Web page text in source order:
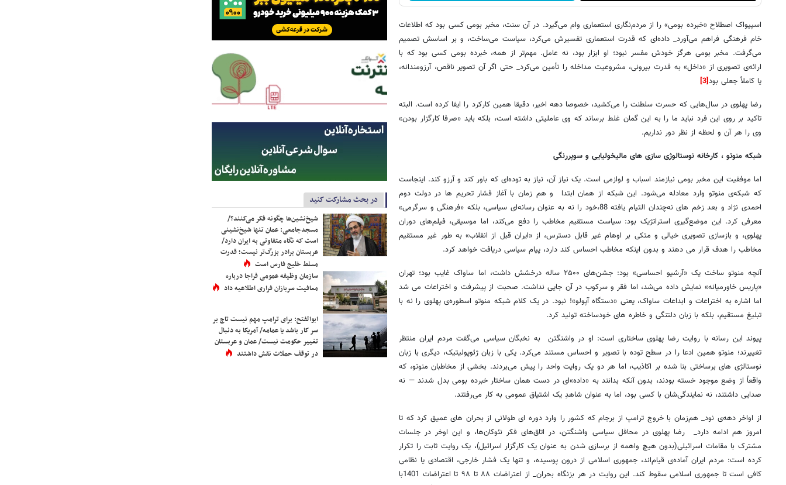
اسپیواک اصطلاح «خبرده بومی» را از مردم‌نگاری استعماری وام می‌گیرد. در آن سنت، مخبر بومی کسی بود که اطلاعات
خام فرهنگی فراهم می‌آورد_ داده‌ای که قدرت استعماری تفسیرش می‌کرد، سیاست می‌ساخت، و بر اساسش تصمیم
می‌گرفت. مخبر بومی هرگز خودش مفسر نبود؛ او ابزار بود، نه عامل. مهم‌تر از همه، خبرده بومی کسی بود که با
ارائه‌ی تصویری از «داخل» به قدرت بیرونی، مشروعیت مداخله را تأمین می‌کرد_ حتی اگر آن تصویر ناقص، آرزومندانه،
یا کاملاً جعلی بود[3]
رضا پهلوی در سال‌هایی که حسرت سلطنت را می‌کشید، خصوصا دهه اخیر، دقیقا همین کارکرد را ایفا کرده است. البته
تاکید بر روی این فرد نباید ما را به این گمان غلط برساند که وی عاملیتی داشته است، بلکه باید «صرفا کارگزار بودن»
وی را هر آن و لحظه از نظر دور نداریم.
شبکه منوتو ، کارخانه نوستالوژی سازی های مالیخولیایی و سوپررنگی
اما موفقیت این مخبر بومی نیازمند اسباب و لوازمی است. یک نیاز آن، نیاز به توده‌ای که باور کند و آرزو کند. اینجاست
که شبکه‌ی منوتو وارد معادله می‌شود. این شبکه از همان ابتدا و هم زمان با آغاز فشار تحریم ها در دولت دوم
احمدی نژاد و بعد زخم های نه‌چندان التیام یافته 88،خود را نه به عنوان رسانه‌ای سیاسی، بلکه «فرهنگی و سرگرمی»
معرفی کرد. این موضع‌گیری استراتژیک بود: سیاست مستقیم مخاطب را دفع می‌کند، اما موسیقی، فیلم‌های دوران
پهلوی، و بازسازی تصویری خیالی و متکی بر اوهام غیر قابل دسترس، از «ایران قبل از انقلاب» به طور غیر مستقیم
مخاطب را هدف قرار می دهند و بدون اینکه مخاطب احساس کند دارد، پیام سیاسی دریافت خواهد کرد.
آنچه منوتو ساخت یک «آرشیو احساسی» بود: جشن‌های ۲۵۰۰ ساله درخشش داشت، اما ساواک غایب بود؛ تهران
«پاریس خاورمیانه» نمایش داده می‌شد، اما فقر و سرکوب در آن جایی نداشت. صحبت از پیشرفت و اختراعات می شد
اما اشاره به اختراعات و ابداعات ساواک، یعنی «دستگاه آپولو»! نبود. در یک کلام شبکه منوتو اسطوره‌ی پهلوی را نه با
تبلیغ مستقیم، بلکه با زبان دلتنگی و خاطره های خودساخته تولید کرد.
پیوند این رسانه با روایت رضا پهلوی ساختاری است: او در واشنگتن به نخبگان سیاسی می‌گفت مردم ایران منتظر
تغییرند؛ منوتو همین ادعا را در سطح توده با تصویر و احساس مستند می‌کرد. یکی با زبان ژئوپولیتیک، دیگری با زبان
نوستالژی های برساختی بنا شده بر اکاذیب، اما هر دو یک روایت واحد را پیش می‌بردند. بخشی از مخاطبان منوتو، که
واقعاً از وضع موجود خسته بودند، بدون آنکه بدانند به «داده»ای در دست همان ساختار خبرده بومی بدل شدند — نه
صدایی داشتند، نه نمایندگی‌شان با کسی بود، اما به عنوان شاهدِ یک اشتیاق عمومی به کار می‌رفتند.
از اواخر دهه‌ی نود_ هم‌زمان با خروج ترامپ از برجام که کشور را وارد دوره ای طولانی از بحران های عمیق کرد که تا
امروز هم ادامه دارد_ رضا پهلوی در محافل سیاسی واشنگتن، در اتاق‌های فکر نئوکان‌ها، و این اوخر در جلسات
مشترک با مقامات اسرائیلی(بدون هیچ واهمه از برسازی شدن به عنوان یک کارگزار اسرائیل)، یک روایت ثابت را تکرار
کرده است: مردم ایران آماده‌ی قیام‌اند، جمهوری اسلامی از درون پوسیده، و تنها یک فشار خارجی، اقتصادی یا نظامی
کافی است تا جمهوری اسلامی سقوط کند. این روایت در هر بزنگاه بحران_ از اعتراضات ۸۸ تا ۹۸ تا اعتراضات 1401با
در بحث مشارکت کنید
شیخ‌نشین‌ها چگونه فکر می‌کنند؟/
مسجدجامعی: عمان تنها شیخ‌نشینی
است که نگاه متفاوتی به ایران دارد/
عربستان برادر بزرگ‌تر نیست؛ قدرت
مسلط خلیج فارس است
سازمان وظیفه عمومی فراجا درباره
معافیت سربازان فراری اطلاعیه داد
ابوالفتح: برای ترامپ مهم نیست تاج بر
سر کار باشد یا عمامه/ آمریکا به دنبال
تغییر حکومت نیست/ عمان و عربستان
در توقف حملات نقش داشتند